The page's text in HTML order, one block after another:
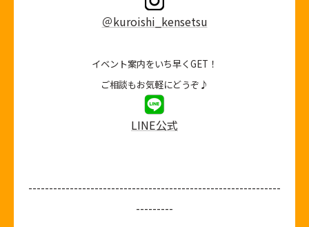
＠kuroishi_kensetsu
イベント案内をいち早くGET！
ご相談もお気軽にどうぞ♪
LINE公式
-------------------------------------------------------------
---------